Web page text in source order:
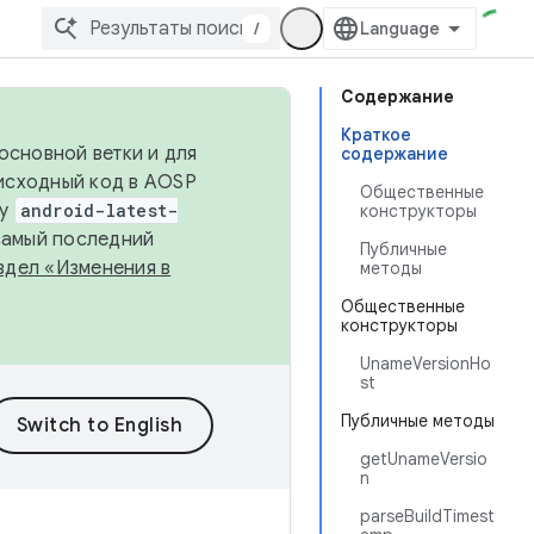
/
Содержание
Краткое
содержание
Общественные
конструкторы
Публичные
методы
Общественные
конструкторы
UnameVersionHo
st
Публичные методы
getUnameVersio
n
parseBuildTimest
ветки и для
код в AOSP
android-latest-
последний
«Изменения в